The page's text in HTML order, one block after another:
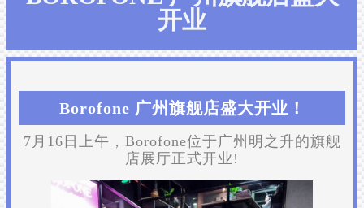
开业
Borofone 广州旗舰店盛大开业！
7月16日上午，Borofone位于广州明之升的旗舰
店展厅正式开业!